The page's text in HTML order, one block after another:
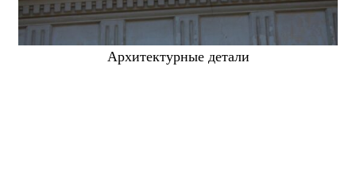
Архитектурные детали